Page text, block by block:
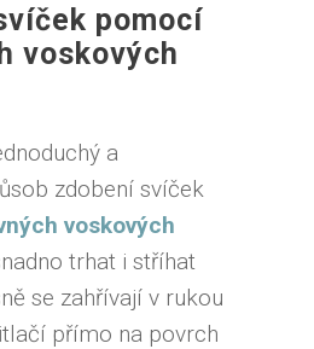
pomocí
voskových
a
zdobení svíček
voskových
trhat i stříhat
se zahřívají v rukou
přímo na povrch